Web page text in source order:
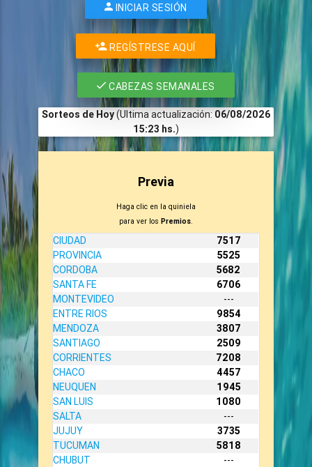
INICIAR SESIÓN
REGÍSTRESE AQUÍ
CABEZAS SEMANALES
Sorteos de Hoy(Ultima actualización: 06/08/2026
15:23 hs.)
Previa
Haga clic en la quiniela
para ver los Premios.
CIUDAD
7517
PROVINCIA
5525
CORDOBA
5682
SANTA FE
6706
MONTEVIDEO
---
ENTRE RIOS
9854
MENDOZA
3807
SANTIAGO
2509
CORRIENTES
7208
CHACO
4457
NEUQUEN
1945
SAN LUIS
1080
SALTA
---
JUJUY
3735
TUCUMAN
5818
CHUBUT
---